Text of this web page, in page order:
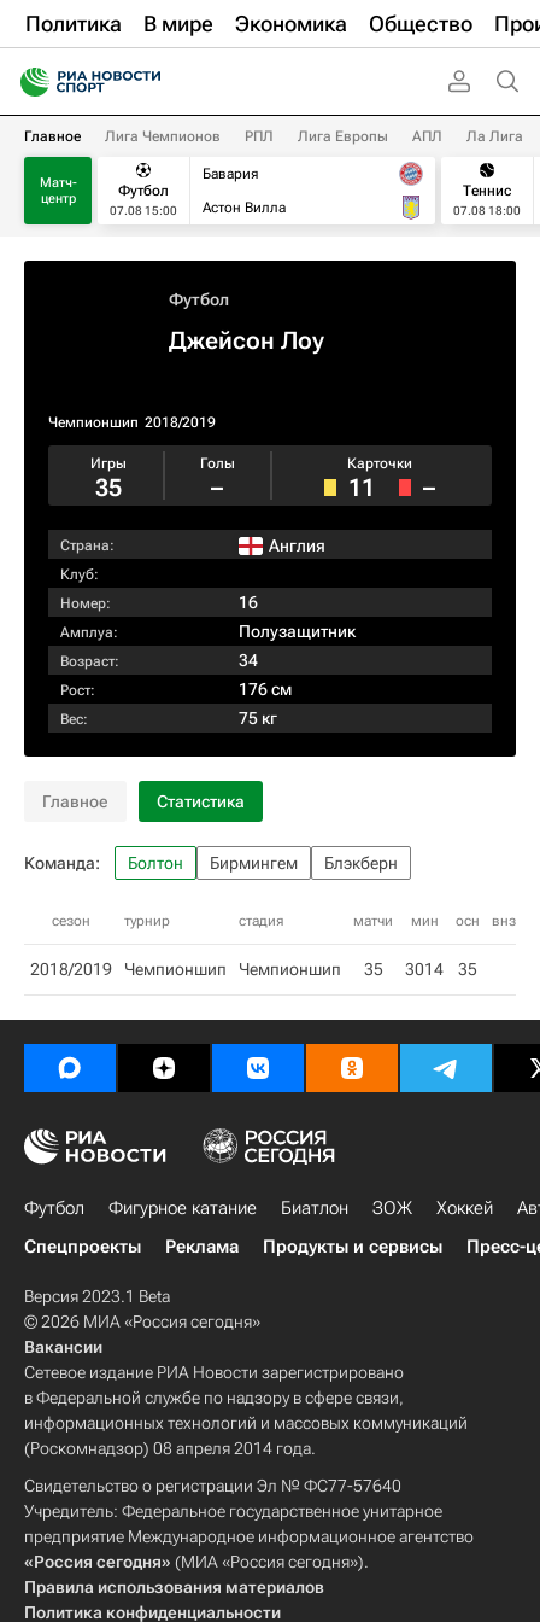
Политика В мире Экономика Общество
Главное Лига Чемпионов РПЛ Лига Европы АПЛ Ла Лига
Матч-
центр
Футбол
07.08 15:00
Бавария
Астон Вилла
Теннис
07.08 18:00
Футбол
Джейсон Лоу
Чемпионшип 2018/2019
Игры
35
Голы
–
Карточки
11 –
Страна: Англия
Клуб:
Номер:
16
Амплуа: Полузащитник
Возраст: 34
Рост: 176 см
Вес: 75 кг
Главное Статистика
Команда: Болтон Бирмингем Блэкберн
сезон турнир стадия матчи мин осн внз
2018/2019 Чемпионшип Чемпионшип 35 3014 35
Футбол Фигурное катание Биатлон ЗОЖ Хоккей
Спецпроекты
Реклама Продукты и сервисы Пресс-
Версия 2023.1 Beta
© 2026 МИА «Россия сегодня»
Вакансии
Сетевое издание РИА Новости зарегистрировано
в Федеральной службе по надзору в сфере связи,
информационных технологий и массовых коммуникаций
(Роскомнадзор) 08 апреля 2014 года.
Свидетельство о регистрации Эл № ФС77-57640
Учредитель: Федеральное государственное унитарное
предприятие Международное информационное агентство
«Россия сегодня» (МИА «Россия сегодня»).
Правила использования материалов
Политика конфиденциальности